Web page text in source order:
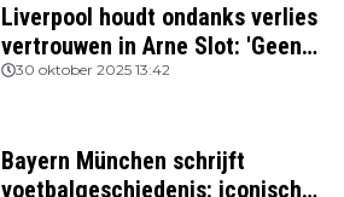
Liverpool houdt ondanks verlies
vertrouwen in Arne Slot: 'Geen
kans'
30 oktober 2025 13:42
Bayern München schrijft
voetbalgeschiedenis: iconische